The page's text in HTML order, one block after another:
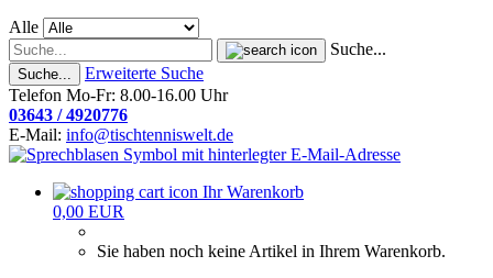
Alle
Suche...
Suche...
Erweiterte Suche
Telefon Mo-Fr: 8.00-16.00 Uhr
03643 / 4920776
E-Mail: info@tischtenniswelt.de
Ihr Warenkorb
0,00 EUR
Sie haben noch keine Artikel in Ihrem Warenkorb.